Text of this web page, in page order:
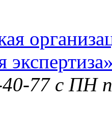
77 с ПН